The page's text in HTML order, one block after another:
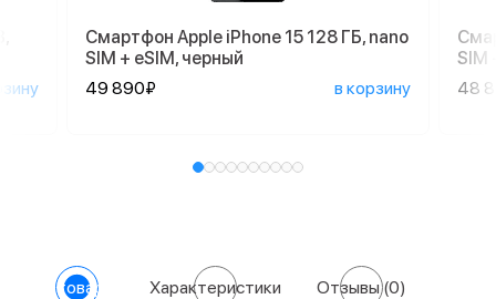
Смартфон Apple iPhone 15 128 ГБ, nano
SIM + eSIM, черный
49 890₽
в корзину
SIM
48
О товаре Характеристики Отзывы(0)